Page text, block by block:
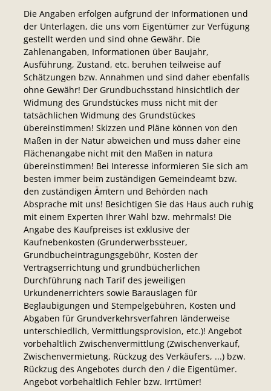
Die Angaben erfolgen aufgrund der Informationen und
der Unterlagen, die uns vom Eigentümer zur Verfügung
gestellt werden und sind ohne Gewähr. Die
Zahlenangaben, Informationen über Baujahr,
Ausführung, Zustand, etc. beruhen teilweise auf
Schätzungen bzw. Annahmen und sind daher ebenfalls
ohne Gewähr! Der Grundbuchsstand hinsichtlich der
Widmung des Grundstückes muss nicht mit der
tatsächlichen Widmung des Grundstückes
übereinstimmen! Skizzen und Pläne können von den
Maßen in der Natur abweichen und muss daher eine
Flächenangabe nicht mit den Maßen in natura
übereinstimmen! Bei Interesse informieren Sie sich am
besten immer beim zuständigen Gemeindeamt bzw.
den zuständigen Ämtern und Behörden nach
Absprache mit uns! Besichtigen Sie das Haus auch ruhig
mit einem Experten Ihrer Wahl bzw. mehrmals! Die
Angabe des Kaufpreises ist exklusive der
Kaufnebenkosten (Grunderwerbssteuer,
Grundbucheintragungsgebühr, Kosten der
Vertragserrichtung und grundbücherlichen
Durchführung nach Tarif des jeweiligen
Urkundenerrichters sowie Barauslagen für
Beglaubigungen und Stempelgebühren, Kosten und
Abgaben für Grundverkehrsverfahren länderweise
unterschiedlich, Vermittlungsprovision, etc.)! Angebot
vorbehaltlich Zwischenvermittlung (Zwischenverkauf,
Zwischenvermietung, Rückzug des Verkäufers, ...) bzw.
Rückzug des Angebotes durch den / die Eigentümer.
Angebot vorbehaltlich Fehler bzw. Irrtümer!